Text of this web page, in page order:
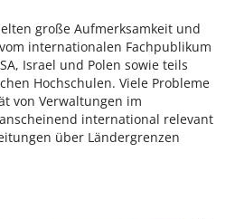
große Aufmerksamkeit und
internationalen Fachpublikum
Israel und Polen sowie teils
Hochschulen. Viele Probleme
von Verwaltungen im
international relevant
über Ländergrenzen